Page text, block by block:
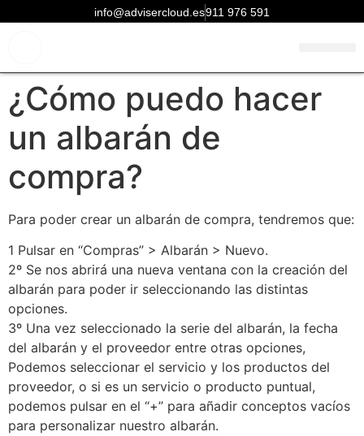
info@advisercloud.es911 976 591
¿Cómo puedo hacer
un albarán de
compra?
Para poder crear un albarán de compra, tendremos que:
1 Pulsar en “Compras” > Albarán > Nuevo.
2º Se nos abrirá una nueva ventana con la creación del
albarán para poder ir seleccionando las distintas
opciones.
3º Una vez seleccionado la serie del albarán, la fecha
del albarán y el proveedor entre otras opciones,
Podemos seleccionar el servicio y los productos del
proveedor, o si es un servicio o producto puntual,
podemos pulsar en el “+” para añadir conceptos vacíos
para personalizar nuestro albarán.